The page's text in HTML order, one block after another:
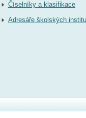
Číselníky a klasifikace
Adresáře školských